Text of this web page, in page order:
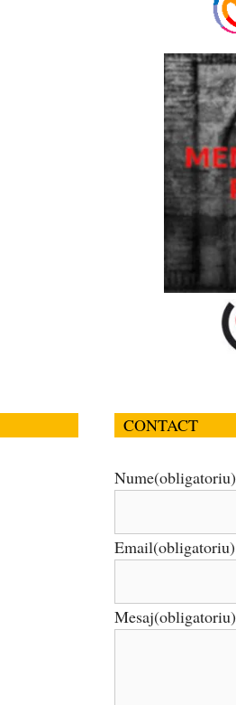
CONTACT
Nume(obligatoriu)
Email(obligatoriu)
Mesaj(obligatoriu)